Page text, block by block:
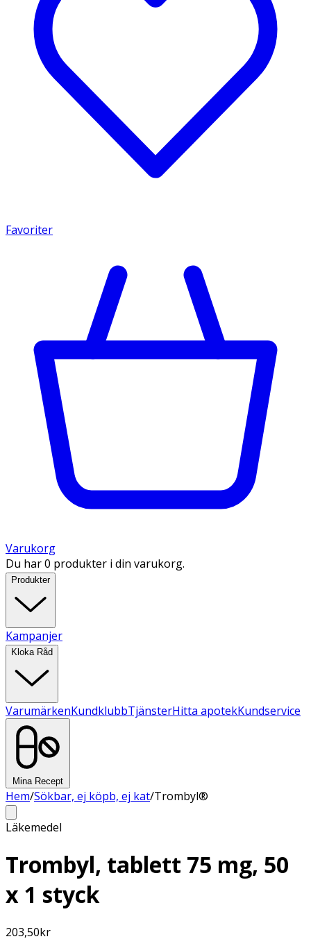
Favoriter
Varukorg
Du har 0 produkter i din varukorg.
Produkter
Kampanjer
Kloka Råd
VarumärkenKundklubbTjänsterHitta apotekKundservice
Mina Recept
Hem/Sökbar, ej köpb, ej kat/Trombyl®
Läkemedel
Trombyl, tablett 75 mg, 50
x 1 styck
203,50kr